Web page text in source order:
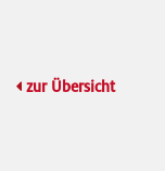
zur Übersicht